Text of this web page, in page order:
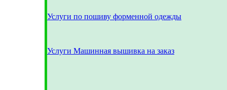
Услуги по пошиву форменной одежды
Услуги Машинная вышивка на заказ